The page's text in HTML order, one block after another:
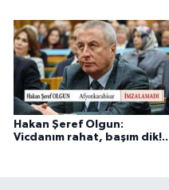
Hakan Şeref Olgun:
Vicdanım rahat, başım dik!..